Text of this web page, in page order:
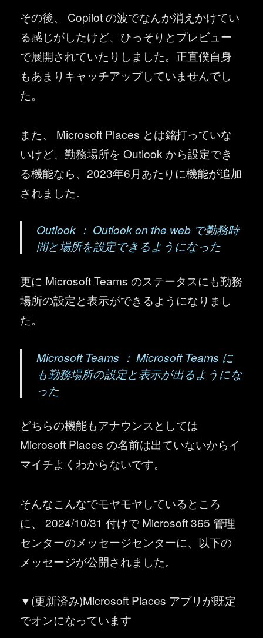
その後、 Copilot の波でなんか消えかけてい
る感じがしたけど、ひっそりとプレビュー
で展開されていたりしました。正直僕自身
もあまりキャッチアップしていませんでし
た。
また、 Microsoft Places とは銘打っていな
いけど、勤務場所を Outlook から設定でき
る機能なら、2023年6月あたりに機能が追加
されました。
Outlook ： Outlook on the web で勤務時
間と場所を設定できるようになった
更に Microsoft Teams のステータスにも勤務
場所の設定と表示ができるようになりまし
た。
Microsoft Teams ： Microsoft Teams に
も勤務場所の設定と表示が出るようにな
った
どちらの機能もアナウンスとしては
Microsoft Places の名前は出ていないからイ
マイチよくわからないです。
そんなこんなでモヤモヤしているところ
に、 2024/10/31 付けで Microsoft 365 管理
センターのメッセージセンターに、以下の
メッセージが公開されました。
▼(更新済み)Microsoft Places アプリが既定
でオンになっています